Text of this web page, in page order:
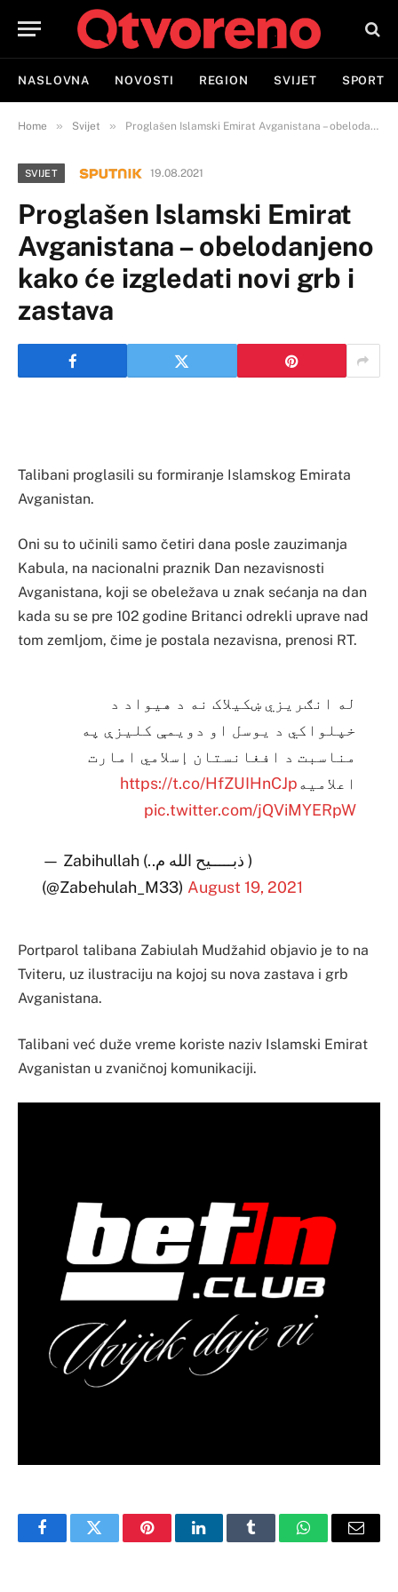
NASLOVNA NOVOSTI REGION SVIJET SPORT
Home » Svijet » Proglašen Islamski Emirat Avganistana – obelodanjeno kako će izgledati novi grb i zastava
SVIJET 19.08.2021
Proglašen Islamski Emirat
Avganistana – obelodanjeno
kako će izgledati novi grb i
zastava
Talibani proglasili su formiranje Islamskog Emirata
Avganistan.
Oni su to učinili samo četiri dana posle zauzimanja
Kabula, na nacionalni praznik Dan nezavisnosti
Avganistana, koji se obeležava u znak sećanja na dan
kada su se pre 102 godine Britanci odrekli uprave nad
tom zemljom, čime je postala nezavisna, prenosi RT.
له انګریزي ښکیلاک نه د هیواد د
خپلواکي د یوسل او دویمې کلیزې په
مناسبت د افغانستان إسلامي امارت
اعلامیهhttps://t.co/HfZUIHnCJp
pic.twitter.com/jQViMYERpW
— Zabihullah (..ذبـــــیح الله م )
(@Zabehulah_M33) August 19, 2021
Portparol talibana Zabiulah Mudžahid objavio je to na
Tviteru, uz ilustraciju na kojoj su nova zastava i grb
Avganistana.
Talibani već duže vreme koriste naziv Islamski Emirat
Avganistan u zvaničnoj komunikaciji.
FacebookTwitter PinterestLinkedInTumblr WhatsAppEmail